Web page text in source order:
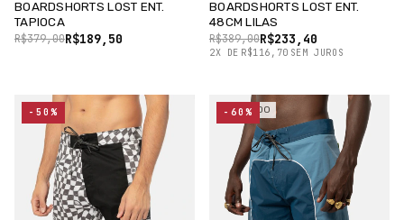
BOARDSHORTS LOST ENT.
TAPIOCA
R$189,50
R$379,00
BOARDSHORTS LOST ENT.
48CM LILAS
R$233,40
R$389,00
2X DE R$116,70 SEM JUROS
-50% ESGOTADO
-60%